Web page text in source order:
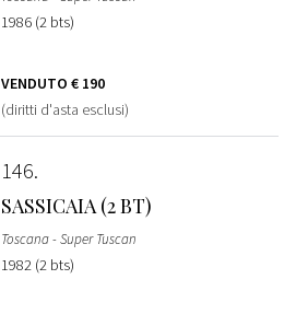
1986 (2 bts)
VENDUTO € 190
(diritti d'asta esclusi)
146
SASSICAIA (2 BT)
Toscana - Super Tuscan
1982 (2 bts)